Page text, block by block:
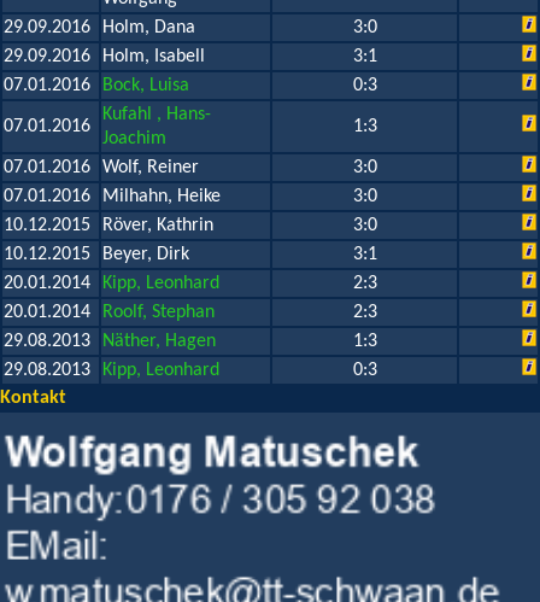
29.09.2016 Holm, Dana
3:0
29.09.2016
Holm, Isabell
3:1
07.01.2016
Bock, Luisa 0:3
07.01.2016
Kufahl , Hans-
Joachim
1:3
07.01.2016 Wolf, Reiner
3:0
07.01.2016
Milhahn, Heike
3:0
10.12.2015
Röver, Kathrin
3:0
10.12.2015
Beyer, Dirk
3:1
20.01.2014
Kipp, Leonhard
2:3
20.01.2014
Roolf, Stephan
2:3
29.08.2013
Näther, Hagen
1:3
29.08.2013
Kipp, Leonhard
0:3
Kontakt